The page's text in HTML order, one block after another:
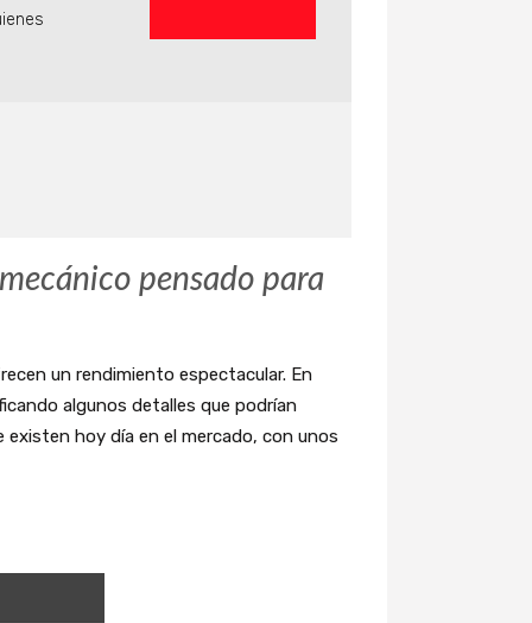
pensado para
un rendimiento espectacular. En
algunos detalles que podrían
hoy día en el mercado, con unos